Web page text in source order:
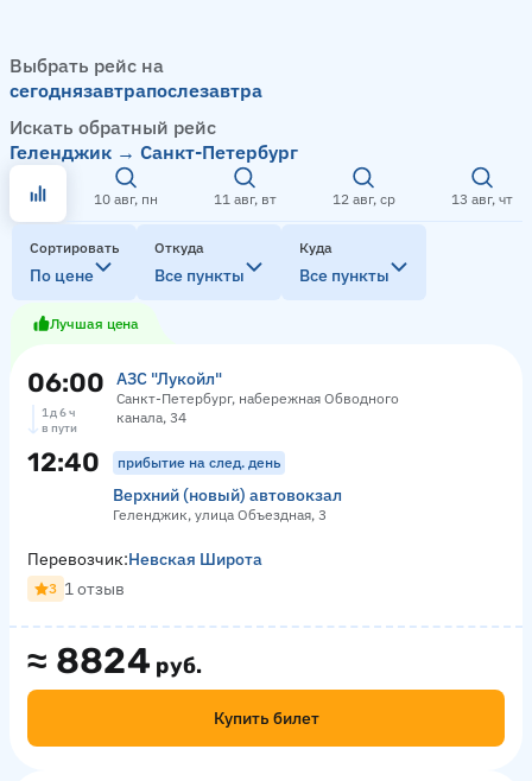
Выбрать рейс на
сегоднязавтрапослезавтра
Искать обратный рейс
Геленджик → Санкт-Петербург
10 авг, пн 11 авг, вт 12 авг, ср 13 авг, чт
Сортировать
По цене
Откуда
Все пункты
Куда
Все пункты
Лучшая цена
06:00 АЗС "Лукойл"
Санкт-Петербург, набережная Обводного
канала, 34
1 д 6 ч
в пути
12:40 прибытие на след. день
Верхний (новый) автовокзал
Геленджик, улица Объездная, 3
≈ 8824 руб.
Купить билет
Перевозчик:Невская Широта
3 1 отзыв